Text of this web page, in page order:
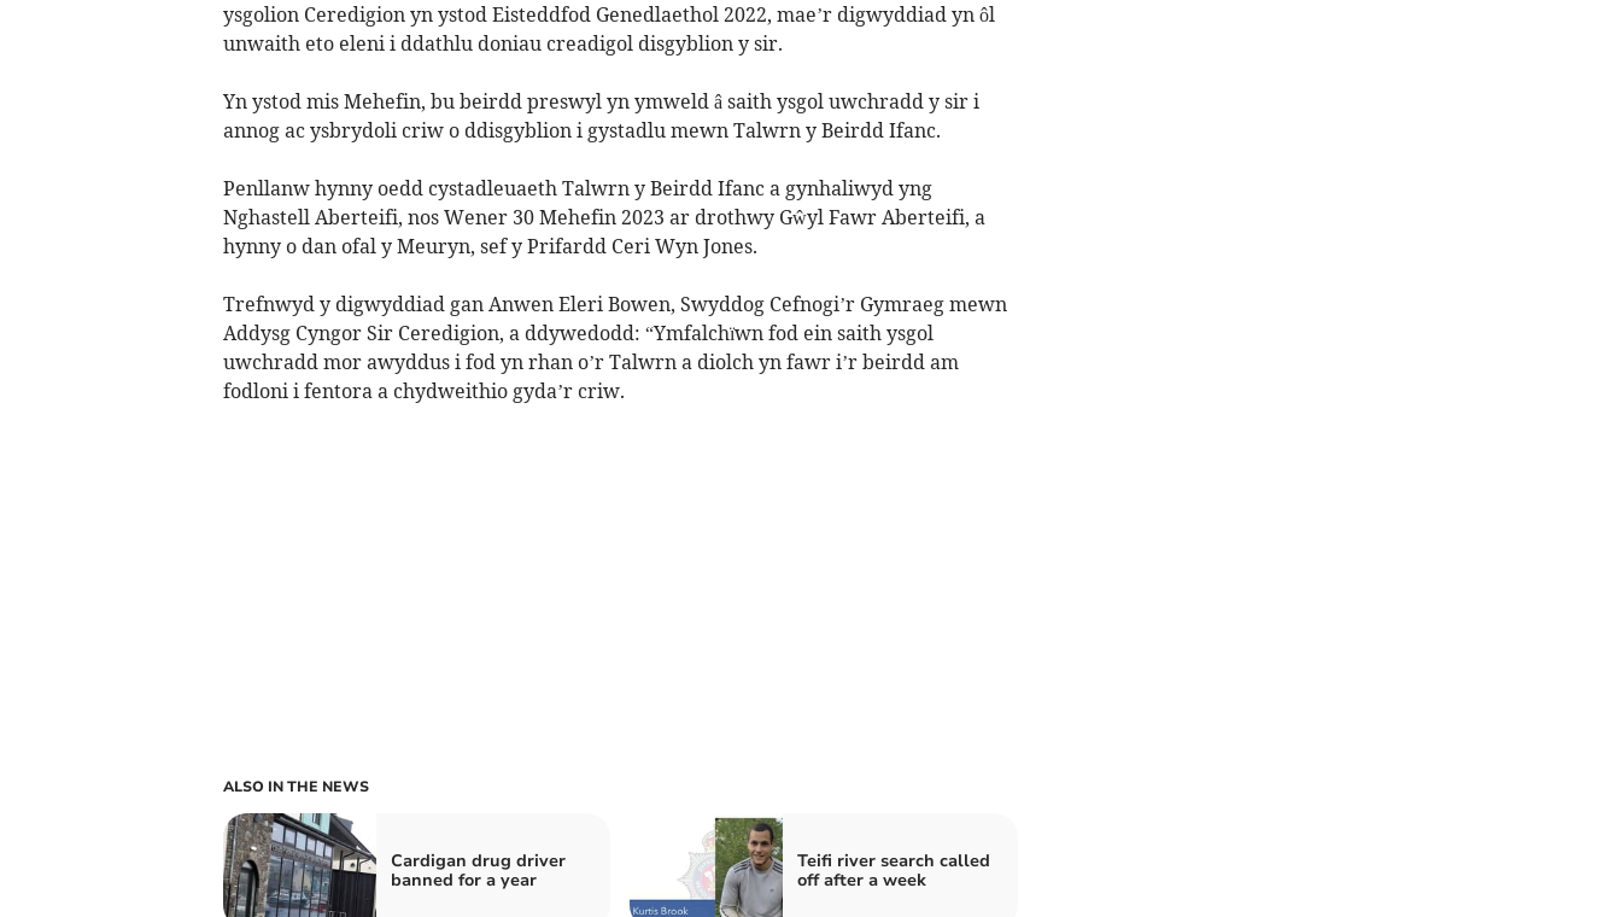
ysgolion Ceredigion yn ystod Eisteddfod Genedlaethol 2022, mae’r digwyddiad yn ôl
unwaith eto eleni i ddathlu doniau creadigol disgyblion y sir.
Yn ystod mis Mehefin, bu beirdd preswyl yn ymweld â saith ysgol uwchradd y sir i
annog ac ysbrydoli criw o ddisgyblion i gystadlu mewn Talwrn y Beirdd Ifanc.
Penllanw hynny oedd cystadleuaeth Talwrn y Beirdd Ifanc a gynhaliwyd yng
Nghastell Aberteifi, nos Wener 30 Mehefin 2023 ar drothwy Gŵyl Fawr Aberteifi, a
hynny o dan ofal y Meuryn, sef y Prifardd Ceri Wyn Jones.
Trefnwyd y digwyddiad gan Anwen Eleri Bowen, Swyddog Cefnogi’r Gymraeg mewn
Addysg Cyngor Sir Ceredigion, a ddywedodd: “Ymfalchïwn fod ein saith ysgol
uwchradd mor awyddus i fod yn rhan o’r Talwrn a diolch yn fawr i’r beirdd am
fodloni i fentora a chydweithio gyda’r criw.
ALSO IN THE NEWS
Cardigan drug driver
banned for a year
Teifi river search called
off after a week